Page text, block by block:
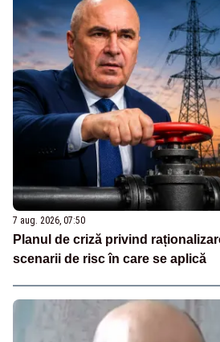
7 aug. 2026, 07:50
Planul de criză privind
scenarii de risc în care se aplică